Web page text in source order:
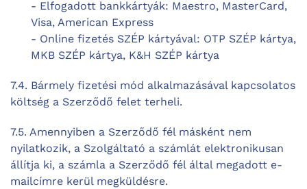
- Elfogadott bankkártyák: Maestro, MasterCard,
Visa, American Express
- Online fizetés SZÉP kártyával: OTP SZÉP kártya,
MKB SZÉP kártya, K&H SZÉP kártya
7.4. Bármely fizetési mód alkalmazásával kapcsolatos
költség a Szerződő felet terheli.
7.5. Amennyiben a Szerződő fél másként nem
nyilatkozik, a Szolgáltató a számlát elektronikusan
állítja ki, a számla a Szerződő fél által megadott e-
mailcímre kerül megküldésre.